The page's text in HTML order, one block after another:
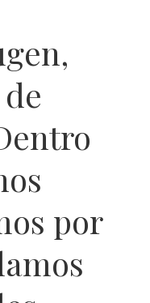
por